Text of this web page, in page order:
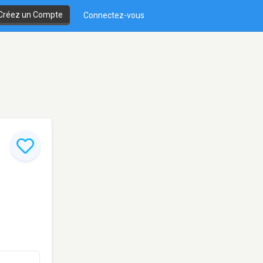
un Compte Connectez-vous